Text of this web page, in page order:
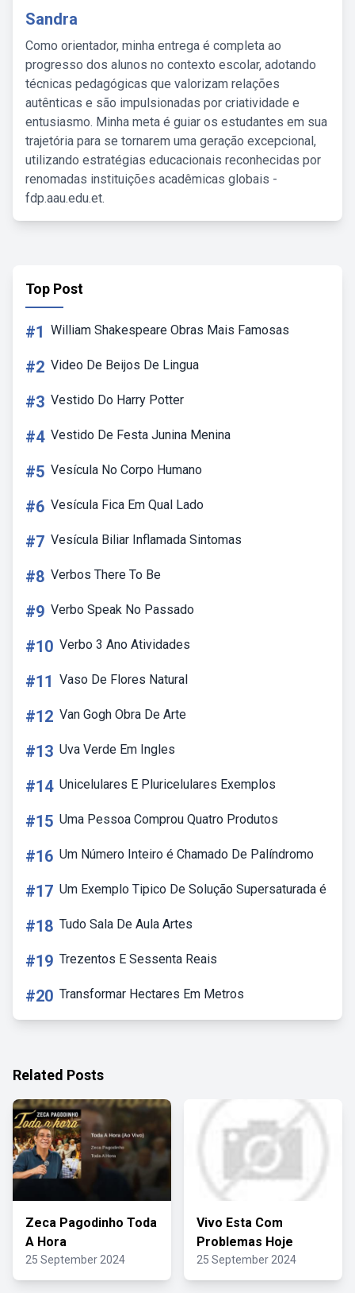
Sandra
Como orientador, minha entrega é completa ao
progresso dos alunos no contexto escolar, adotando
técnicas pedagógicas que valorizam relações
autênticas e são impulsionadas por criatividade e
entusiasmo. Minha meta é guiar os estudantes em sua
trajetória para se tornarem uma geração excepcional,
utilizando estratégias educacionais reconhecidas por
renomadas instituições acadêmicas globais -
fdp.aau.edu.et.
Top Post
#1 William Shakespeare Obras Mais Famosas
#2 Video De Beijos De Lingua
#3 Vestido Do Harry Potter
#4 Vestido De Festa Junina Menina
#5 Vesícula No Corpo Humano
#6 Vesícula Fica Em Qual Lado
#7 Vesícula Biliar Inflamada Sintomas
#8 Verbos There To Be
#9 Verbo Speak No Passado
#10 Verbo 3 Ano Atividades
#11 Vaso De Flores Natural
#12 Van Gogh Obra De Arte
#13 Uva Verde Em Ingles
#14 Unicelulares E Pluricelulares Exemplos
#15 Uma Pessoa Comprou Quatro Produtos
#16 Um Número Inteiro é Chamado De Palíndromo
#17 Um Exemplo Tipico De Solução Supersaturada é
#18 Tudo Sala De Aula Artes
#19 Trezentos E Sessenta Reais
#20 Transformar Hectares Em Metros
Related Posts
Zeca Pagodinho Toda
A Hora
25 September 2024
Vivo Esta Com
Problemas Hoje
25 September 2024